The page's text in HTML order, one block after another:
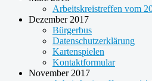
Arbeitskreistreffen vom
Dezember 2017
Bürgerbus
Datenschutzerklärung
Kartenspielen
Kontaktformular
November 2017